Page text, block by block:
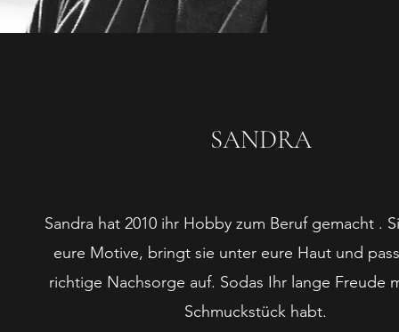
SANDRA
Sandra hat 2010 ihr Hobby zum Beruf gemacht .
eure Motive, bringt sie unter eure Haut und
richtige Nachsorge auf. Sodas Ihr lange Freude
Schmuckstück habt.